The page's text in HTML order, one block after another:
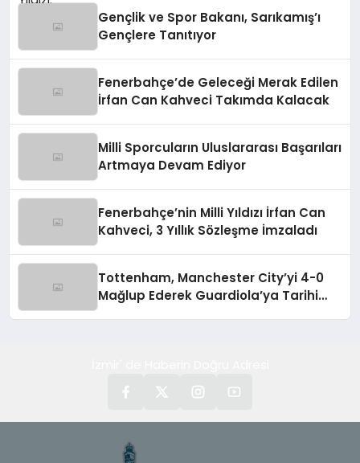
Gençlik ve Spor Bakanı, Sarıkamış’ı
Gençlere Tanıtıyor
Fenerbahçe’de Geleceği Merak Edilen
İrfan Can Kahveci Takımda Kalacak
Milli Sporcuların Uluslararası Başarıları
Artmaya Devam Ediyor
Fenerbahçe’nin Milli Yıldızı İrfan Can
Kahveci, 3 Yıllık Sözleşme İmzaladı
Tottenham, Manchester City’yi 4-0
Mağlup Ederek Guardiola’ya Tarihi